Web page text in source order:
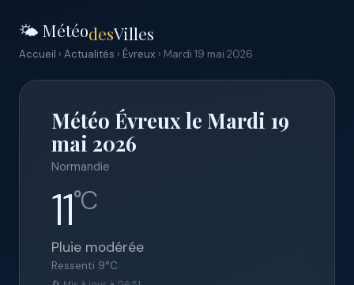
🌤️ MétéodesVilles
Accueil › Actualités › Évreux › Mardi 19 mai 2026
Météo Évreux le Mardi 19
mai 2026
Normandie
11°C
Pluie modérée
Ressenti 9°C